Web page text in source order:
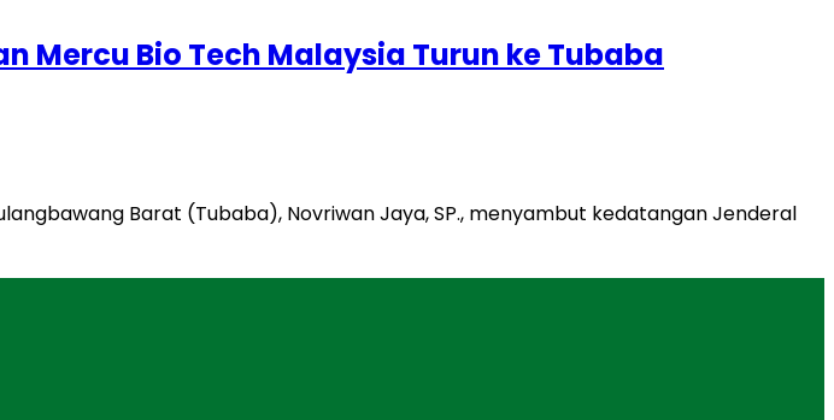
Mercu Bio Tech Malaysia Turun ke Tubaba
Barat (Tubaba), Novriwan Jaya, SP., menyambut kedatangan Jenderal